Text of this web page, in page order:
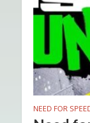
NEED FOR